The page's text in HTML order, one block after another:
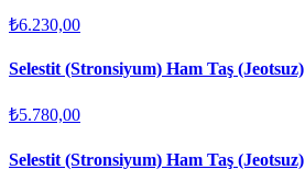
₺6.230,00
Selestit (Stronsiyum) Ham Taş (Jeotsuz)
₺5.780,00
Selestit (Stronsiyum) Ham Taş (Jeotsuz)